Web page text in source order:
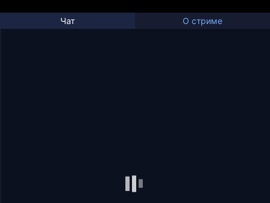
Чат О стриме